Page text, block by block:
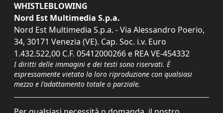
WHISTLEBLOWING
Nord Est Multimedia S.p.a.
Nord Est Multimedia S.p.a. - Via Alessandro Poerio,
34, 30171 Venezia (VE). Cap. Soc. i.v. Euro
1.432.522,00 C.F. 05412000266 e REA VE-454332
I diritti delle immagini e dei testi sono riservati. È
espressamente vietata la loro riproduzione con qualsiasi
mezzo e l'adattamento totale o parziale.